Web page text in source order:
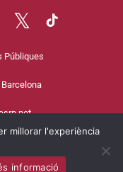
Públiques
de privacitat
millorar l'experiència
informació